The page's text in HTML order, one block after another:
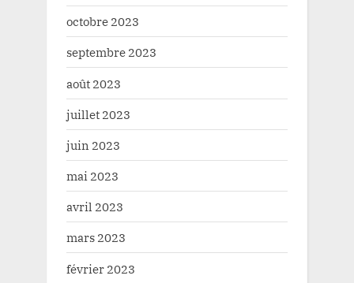
octobre 2023
septembre 2023
août 2023
juillet 2023
juin 2023
mai 2023
avril 2023
mars 2023
février 2023